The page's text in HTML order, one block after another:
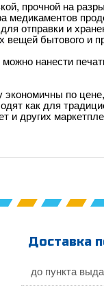
прочной на
медикаментов
отправки и
вещей бытового и
можно нанести
по
как для
и других
Доставка
до пункта